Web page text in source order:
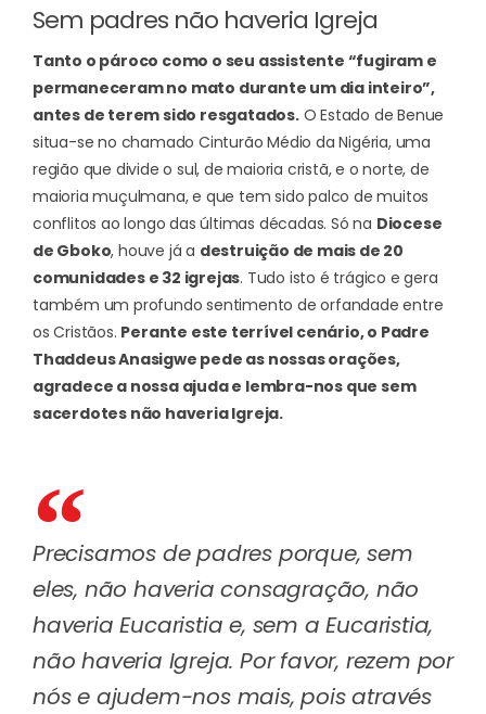
Sem padres não haveria Igreja
Tanto o pároco como o seu assistente “fugiram e
permaneceram no mato durante um dia inteiro”,
antes de terem sido resgatados.O Estado de Benue
situa-se no chamado Cinturão Médio da Nigéria, uma
região que divide o sul, de maioria cristã, e o norte, de
maioria muçulmana, e que tem sido palco de muitos
conflitos ao longo das últimas décadas.Só na Diocese
de Gboko, houve já a destruição de mais de 20
comunidades e 32 igrejas. Tudo isto é trágico e gera
também um profundo sentimento de orfandade entre
os Cristãos. Perante este terrível cenário, o Padre
Thaddeus Anasigwe pede as nossas orações,
agradece a nossa ajuda e lembra-nos que sem
sacerdotes não haveria Igreja.
Precisamos de padres porque, sem
eles, não haveria consagração, não
haveria Eucaristia e, sem a Eucaristia,
não haveria Igreja. Por favor, rezem por
nós e ajudem-nos mais, pois através